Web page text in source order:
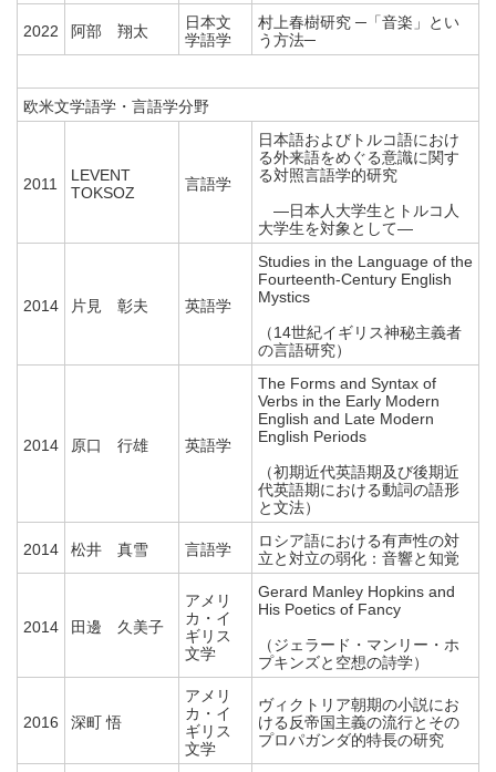
2022 阿部 翔太
日本文
学語学
村上春樹研究 ─「音楽」とい
う方法─
欧米文学語学・言語学分野
2011
LEVENT
TOKSOZ
言語学
日本語およびトルコ語におけ
る外来語をめぐる意識に関す
る対照言語学的研究
―日本人大学生とトルコ人
大学生を対象として―
2014 片見 彰夫 英語学
Studies in the Language of the
Fourteenth-Century English
Mystics
（14世紀イギリス神秘主義者
の言語研究）
2014 原口 行雄 英語学
The Forms and Syntax of
Verbs in the Early Modern
English and Late Modern
English Periods
（初期近代英語期及び後期近
代英語期における動詞の語形
と文法）
2014 松井 真雪 言語学
ロシア語における有声性の対
立と対立の弱化：音響と知覚
2014 田邊 久美子
アメリ
カ・イ
ギリス
文学
Gerard Manley Hopkins and
His Poetics of Fancy
（ジェラード・マンリー・ホ
プキンズと空想の詩学）
2016 深町 悟
アメリ
カ・イ
ギリス
文学
ヴィクトリア朝期の小説にお
ける反帝国主義の流行とその
プロパガンダ的特長の研究